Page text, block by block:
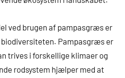
ved brugen af pampasgræs er
Pampasgræs er
trives i forskellige klimaer og
rodsystem hjælper med at